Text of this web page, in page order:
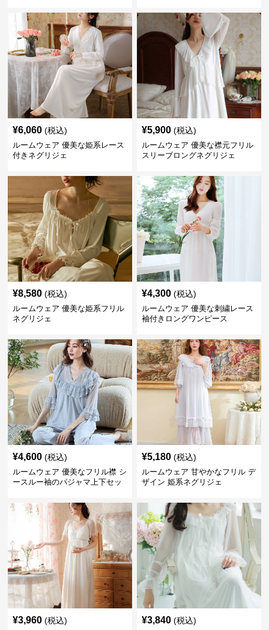
¥6,060 (税込)
ルームウェア 優美な姫系レース
付きネグリジェ
¥5,900 (税込)
ルームウェア 優美な襟元フリル
スリーブロングネグリジェ
¥8,580 (税込)
ルームウェア 優美な姫系フリル
ネグリジェ
¥4,300 (税込)
ルームウェア 優美な刺繍レース
袖付きロングワンピース
¥4,600 (税込)
ルームウェア 優美なフリル襟 シ
ースルー袖のパジャマ上下セッ
¥5,180 (税込)
ルームウェア 甘やかなフリル デ
ザイン 姫系ネグリジェ
¥3,960 (税込) ¥3,840 (税込)